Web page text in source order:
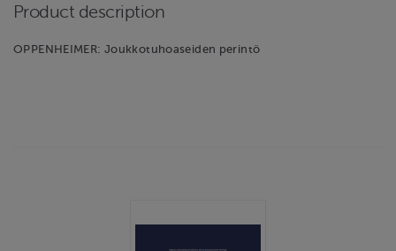
Product description
OPPENHEIMER: Joukkotuhoaseiden perintö